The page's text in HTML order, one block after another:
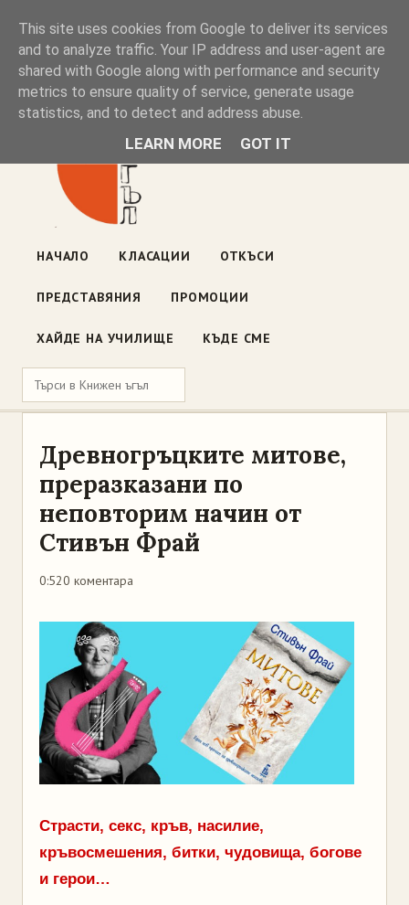
Книжен ъгъл
Блог на книжарницата — класации, откъси, нови книги
ул. „Оборище" 117, София· пон–пет 10:00–19:00 ·
НАЧАЛО КЛАСАЦИИ ОТКЪСИ
ПРЕДСТАВЯНИЯ ПРОМОЦИИ
ХАЙДЕ НА УЧИЛИЩЕ КЪДЕ СМЕ
Древногръцките митове,
преразказани по
неповторим начин от
Стивън Фрай
0:520 коментара
Страсти, секс, кръв, насилие,
кръвосмешения, битки, чудовища, богове
и герои…
This site uses cookies from Google to deliver its services
and to analyze traffic. Your IP address and user-agent are
shared with Google along with performance and security
metrics to ensure quality of service, generate usage
statistics, and to detect and address abuse.
LEARN MORE GOT IT